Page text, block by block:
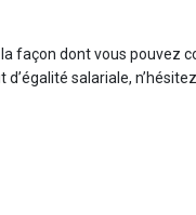
façon dont vous pouvez
salariale,